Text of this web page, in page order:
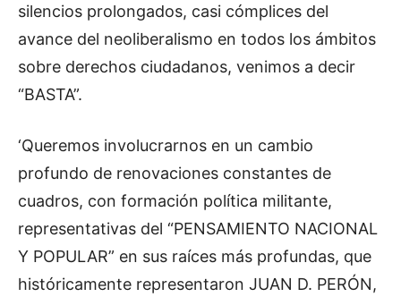
silencios prolongados, casi cómplices del
avance del neoliberalismo en todos los ámbitos
sobre derechos ciudadanos, venimos a decir
“BASTA”.
‘Queremos involucrarnos en un cambio
profundo de renovaciones constantes de
cuadros, con formación política militante,
representativas del “PENSAMIENTO NACIONAL
Y POPULAR” en sus raíces más profundas, que
históricamente representaron JUAN D. PERÓN,